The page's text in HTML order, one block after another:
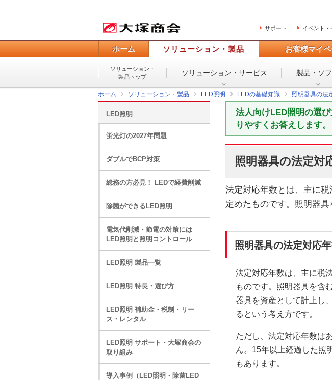
サポート イベント・
ホーム ソリューション・製品 お客様マイ
ソリューション・
製品トップ
ソリューション・ サービス 製品・ソ
ホーム ソリューション・製品 LED照明 LEDの基礎知識 照明器具の法
法人向けLED照明の選
りやすくお答えします。
照明器具の法定対
法定対応年数とは、主に
定めたものです。照明器
照明器具の法定対応
法定対応年数は、主に税
ものです。照明器具を含
器具を資産として計上し
るという考え方です。
ただし、法定対応年数は
ん。15年以上経過した照
もあります。
LED照明
蛍光灯の2027年問題
ダブルでBCP対策
総務の方必見！ LEDで経費削減
除菌ができるLED照明
電気代削減・節電の対策には
LED照明と照明コントロール
LED照明 製品一覧
LED照明 特長・選び方
LED照明 補助金・税制・リー
ス・レンタル
LED照明 サポート・大塚商会の
取り組み
導入事例（LED照明・除菌LED